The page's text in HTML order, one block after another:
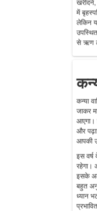
में
लेकिन
से ऋण
कन्या
जाकर
आएगा।
और
आपकी
इस
रहेगा।
इसके
बहुत
ध्यान